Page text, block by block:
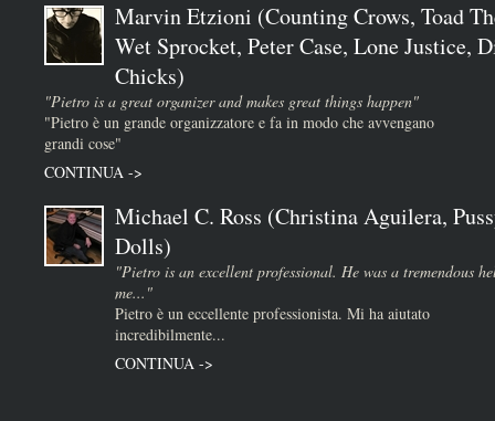
Marvin Etzioni (Counting Crows, Toad
Wet Sprocket, Peter Case, Lone Justice,
Chicks)
"Pietro is a great organizer and makes great things happen"
"Pietro è un grande organizzatore e fa in modo che avvengano
grandi cose"
CONTINUA ->
Michael C. Ross (Christina Aguilera,
Dolls)
"Pietro is an excellent professional. He was a tremendous
me..."
Pietro è un eccellente professionista. Mi ha aiutato
incredibilmente...
CONTINUA ->